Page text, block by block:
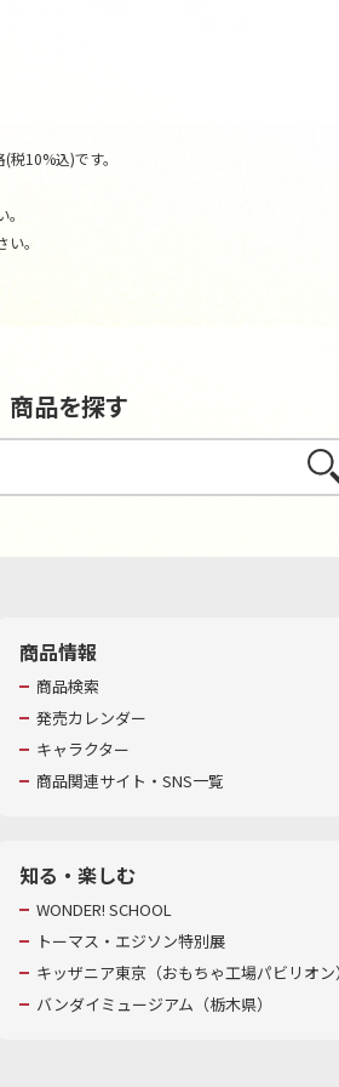
10%込)です。
。
商品を探す
さが
商品情報
商品検索
発売カレンダー
キャラクター
商品関連サイト・SNS一覧
知る・楽しむ
WONDER! SCHOOL
トーマス・エジソン特別展
キッザニア東京（おもちゃ工場パビリオ
バンダイミュージアム（栃木県）